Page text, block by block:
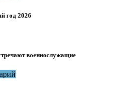
год 2026
военнослужащие